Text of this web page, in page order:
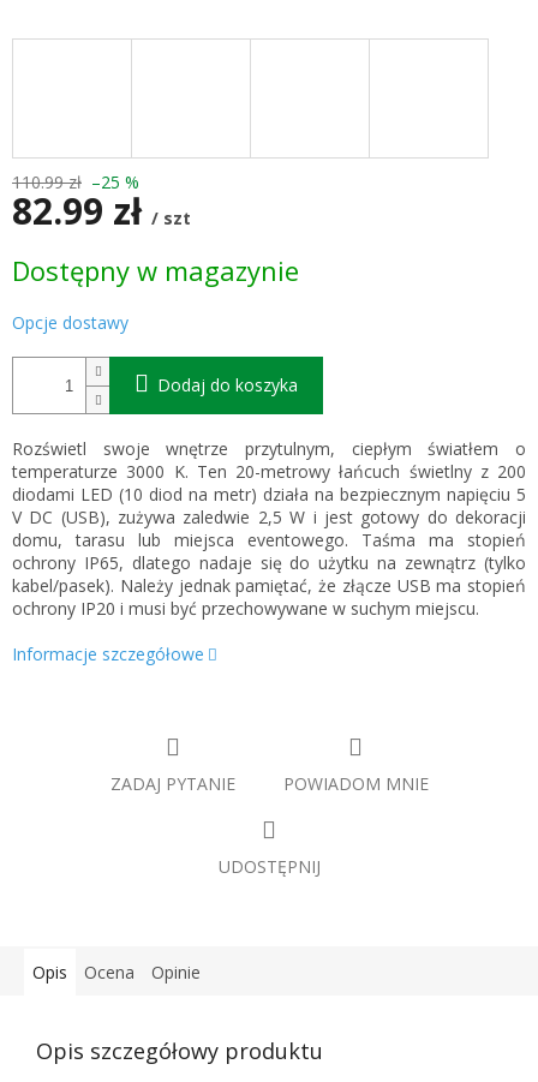
110.99 zł –25 %
82.99 zł / szt
jednostkowa:
Dostępny w magazynie
Opcje dostawy
Dodaj do koszyka
Rozświetl swoje wnętrze przytulnym, ciepłym światłem o
temperaturze 3000 K. Ten 20-metrowy łańcuch świetlny z 200
diodami LED (10 diod na metr) działa na bezpiecznym napięciu 5
V DC (USB), zużywa zaledwie 2,5 W i jest gotowy do dekoracji
domu, tarasu lub miejsca eventowego. Taśma ma stopień
ochrony IP65, dlatego nadaje się do użytku na zewnątrz (tylko
kabel/pasek). Należy jednak pamiętać, że złącze USB ma stopień
ochrony IP20 i musi być przechowywane w suchym miejscu.
Informacje szczegółowe
ZADAJ PYTANIE POWIADOM MNIE
UDOSTĘPNIJ
Opis Ocena Opinie
Opis szczegółowy produktu